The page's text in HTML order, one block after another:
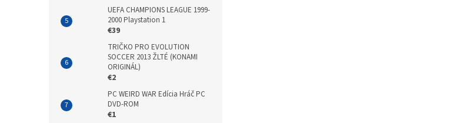
UEFA CHAMPIONS LEAGUE 1999-
2000 Playstation 1
€39
TRIČKO PRO EVOLUTION
SOCCER 2013 ŽLTÉ (KONAMI
ORIGINÁL)
€2
PC WEIRD WAR Edícia Hráč PC
DVD-ROM
€1